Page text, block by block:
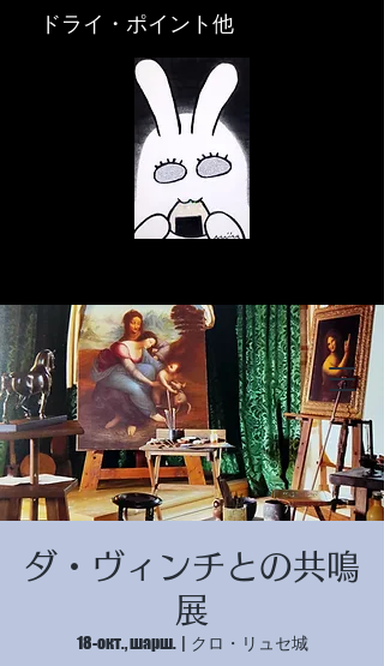
ドライ・ポイント他
© Copyright
ダ・ヴィンチとの共鳴
展
18-окт., шарш.
  |
クロ・リュセ城